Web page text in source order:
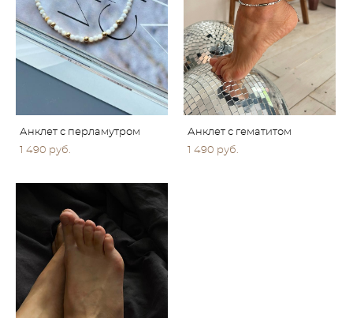
Анклет с перламутром
1 490 pуб.
Анклет с гематитом
1 490 pуб.